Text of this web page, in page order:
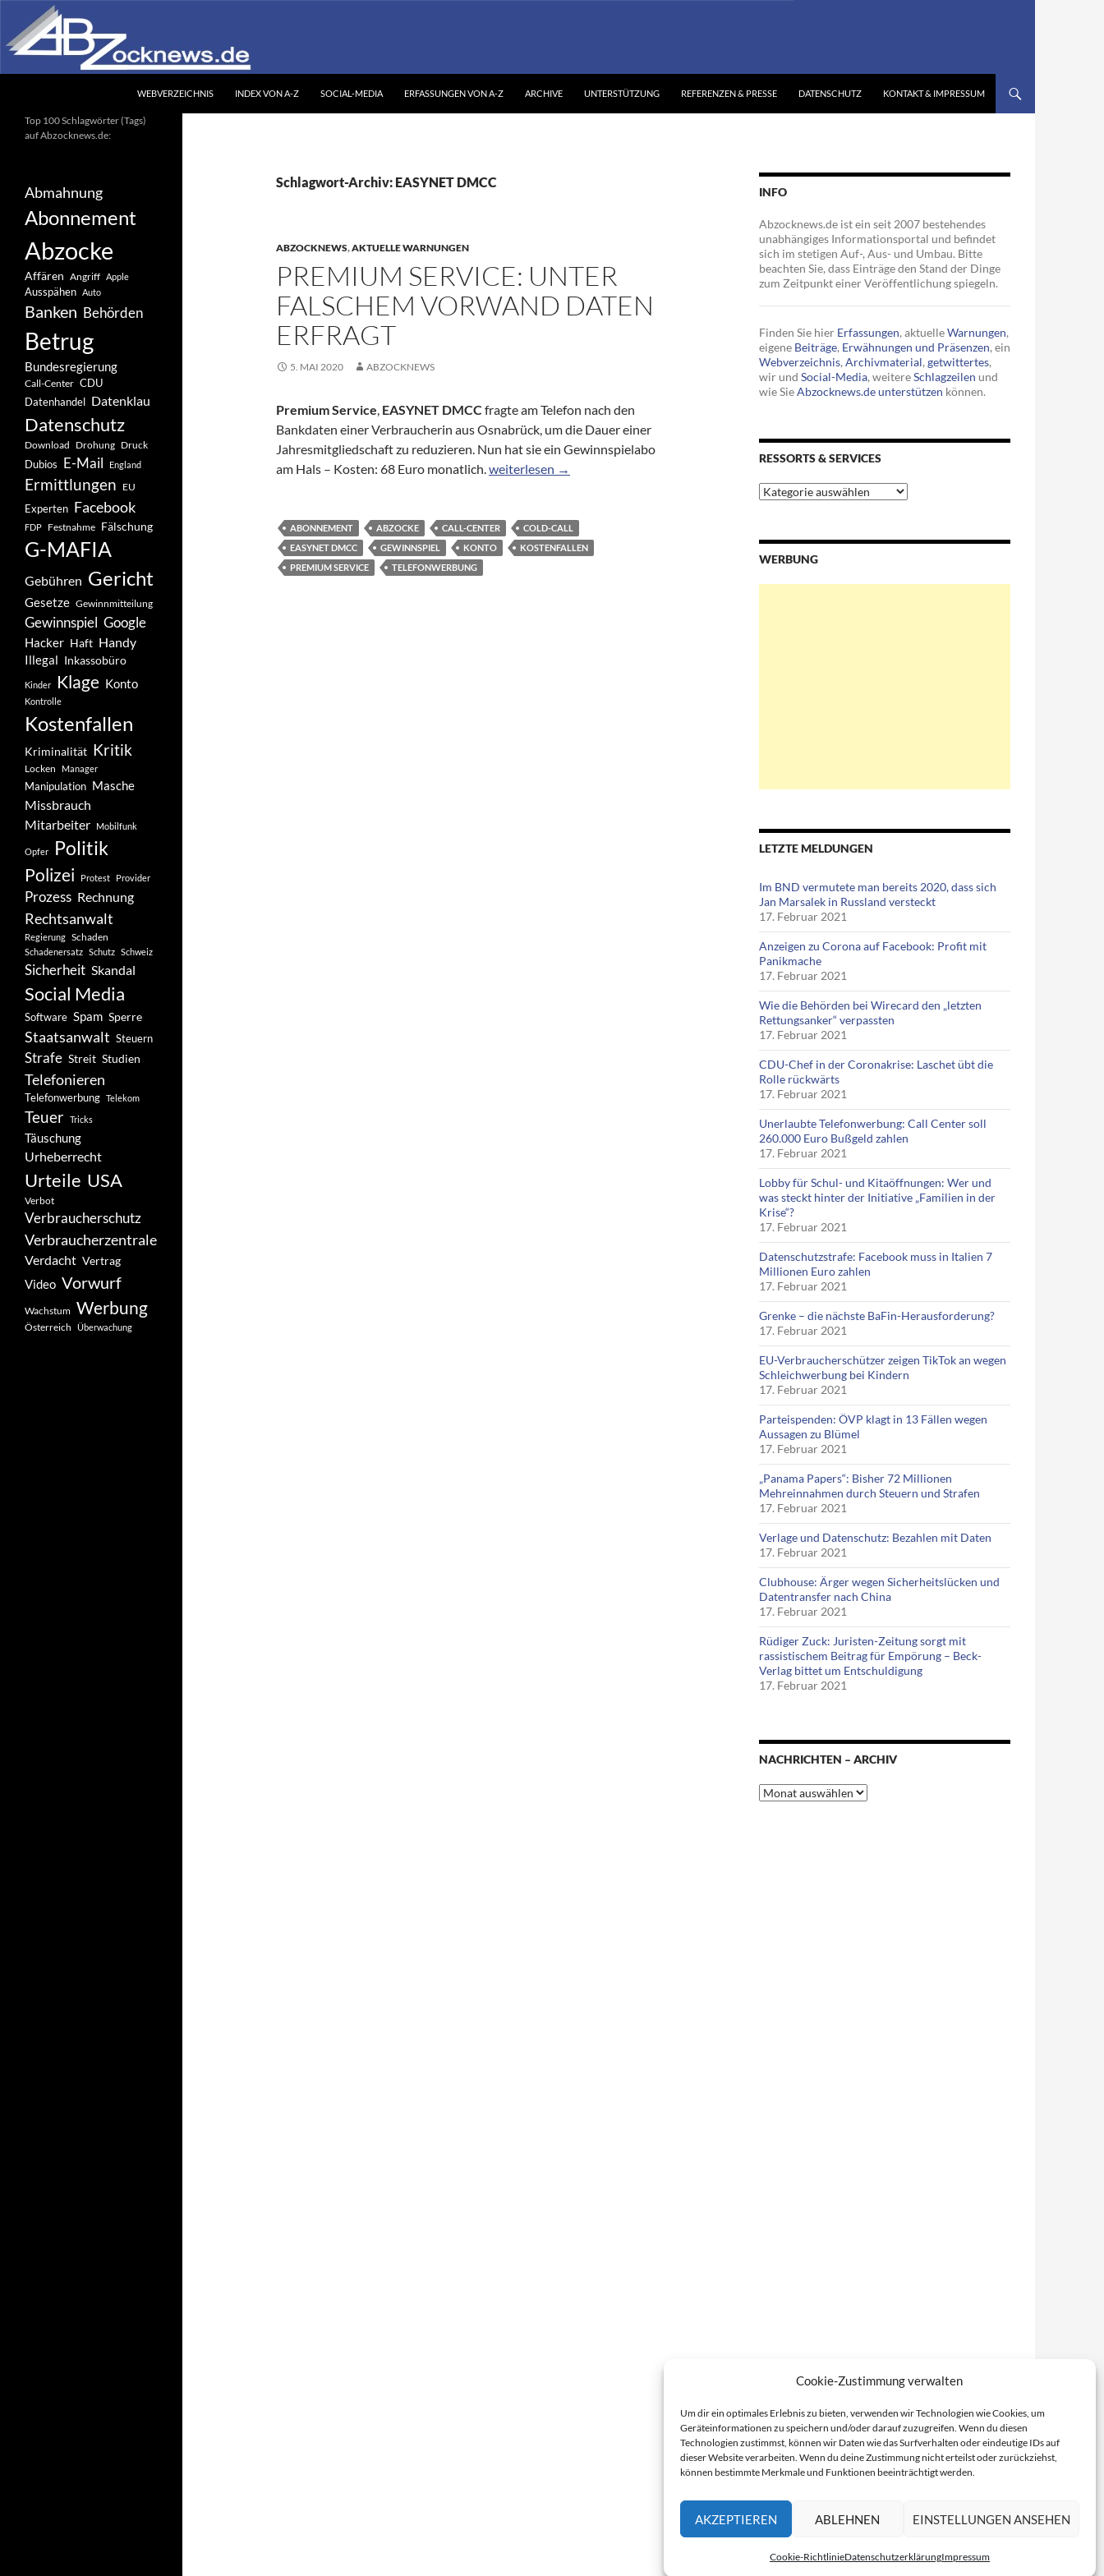
Cookie-Zustimmung verwalten
Um dir ein optimales Erlebnis zu bieten, verwenden wir Technologien wie Cookies, um
Geräteinformationen zu speichern und/oder darauf zuzugreifen. Wenn du diesen
Technologien zustimmst, können wir Daten wie das Surfverhalten oder eindeutige IDs auf
dieser Website verarbeiten. Wenn du deine Zustimmung nicht erteilst oder zurückziehst,
können bestimmte Merkmale und Funktionen beeinträchtigt werden.
AKZEPTIEREN ABLEHNEN EINSTELLUNGEN ANSEHEN
Cookie-RichtlinieDatenschutzerklärungImpressum
Inhalt
springen
WEBVERZEICHNIS INDEX VON A-Z SOCIAL-MEDIA ERFASSUNGEN VON A-Z ARCHIVE UNTERSTÜTZUNG REFERENZEN & PRESSE DATENSCHUTZ KONTAKT & IMPRESSUM
Schlagwort-Archiv: EASYNET DMCC
ABZOCKNEWS,AKTUELLE WARNUNGEN
PREMIUM SERVICE: UNTER
FALSCHEM VORWAND DATEN
ERFRAGT
5. MAI 2020 ABZOCKNEWS
Premium Service, EASYNET DMCC fragte am Telefon nach den
Bankdaten einer Verbraucherin aus Osnabrück, um die Dauer einer
Jahresmitgliedschaft zu reduzieren. Nun hat sie ein Gewinnspielabo
am Hals – Kosten: 68 Euro monatlich.Premium Service: Unter falschem Vorwand Daten erfragt
weiterlesen →
ABONNEMENT ABZOCKE CALL-CENTER
COLD-CALL
EASYNET DMCC
GEWINNSPIEL KONTO
KOSTENFALLEN
PREMIUM SERVICE
TELEFONWERBUNG
INFO
Abzocknews.de ist ein seit 2007 bestehendes
unabhängiges Informationsportal und befindet
sich im stetigen Auf-, Aus- und Umbau. Bitte
beachten Sie, dass Einträge den Stand der Dinge
zum Zeitpunkt einer Veröffentlichung spiegeln.
Finden Sie hier Erfassungen, aktuelleWarnungen,
eigene Beiträge, Erwähnungen und Präsenzen, ein
Webverzeichnis, Archivmaterial, getwittertes,
wir und Social-Media, weitereSchlagzeilen und
wie SieAbzocknews.de unterstützen können.
RESSORTS & SERVICES
Ressorts
&
WERBUNG
LETZTE MELDUNGEN
Im BND vermutete man bereits 2020, dass sich
Jan Marsalek in Russland versteckt
17. Februar 2021
Anzeigen zu Corona auf Facebook: Profit mit
Panikmache
17. Februar 2021
Wie die Behörden bei Wirecard den „letzten
Rettungsanker“ verpassten
17. Februar 2021
CDU-Chef in der Coronakrise: Laschet übt die
Rolle rückwärts
17. Februar 2021
Unerlaubte Telefonwerbung: Call Center soll
260.000 Euro Bußgeld zahlen
17. Februar 2021
Lobby für Schul- und Kitaöffnungen: Wer und
was steckt hinter der Initiative „Familien in der
Krise“?
17. Februar 2021
Datenschutzstrafe: Facebook muss in Italien 7
Millionen Euro zahlen
17. Februar 2021
Grenke – die nächste BaFin-Herausforderung?
17. Februar 2021
EU-Verbraucherschützer zeigen TikTok an wegen
Schleichwerbung bei Kindern
17. Februar 2021
Parteispenden: ÖVP klagt in 13 Fällen wegen
Aussagen zu Blümel
17. Februar 2021
„Panama Papers“: Bisher 72 Millionen
Mehreinnahmen durch Steuern und Strafen
17. Februar 2021
Verlage und Datenschutz: Bezahlen mit Daten
17. Februar 2021
Clubhouse: Ärger wegen Sicherheitslücken und
Datentransfer nach China
17. Februar 2021
Rüdiger Zuck: Juristen-Zeitung sorgt mit
rassistischem Beitrag für Empörung – Beck-
Verlag bittet um Entschuldigung
17. Februar 2021
NACHRICHTEN – ARCHIV
Nachrichten
–
Ihr unabhängiges
Informationsportal
Top 100 Schlagwörter (Tags)
auf Abzocknews.de:
Abmahnung
Abonnement
Abzocke
Affären Angriff Apple
Ausspähen Auto
Banken Behörden
Betrug
Bundesregierung
Call-Center CDU
Datenhandel Datenklau
Datenschutz
Download Drohung Druck
Dubios E-Mail England
Ermittlungen EU
Experten Facebook
FDP Festnahme Fälschung
G-MAFIA
Gebühren Gericht
Gesetze Gewinnmitteilung
Gewinnspiel Google
Hacker Haft Handy
Illegal Inkassobüro
Kinder Klage Konto
Kontrolle
Kostenfallen
Kriminalität Kritik
Locken Manager
Manipulation Masche
Missbrauch
Mitarbeiter
Mobilfunk
Opfer Politik
Polizei Protest Provider
Prozess Rechnung
Rechtsanwalt
Regierung Schaden
Schadenersatz Schutz Schweiz
Sicherheit Skandal
Social Media
Software Spam Sperre
Staatsanwalt Steuern
Strafe Streit Studien
Telefonieren
Telefonwerbung Telekom
Teuer Tricks
Täuschung
Urheberrecht
Urteile USA
Verbot
Verbraucherschutz
Verbraucherzentrale
Verdacht Vertrag
Video Vorwurf
Wachstum Werbung
Österreich Überwachung